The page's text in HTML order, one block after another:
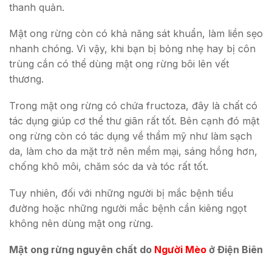
thanh quản.
Mật ong rừng còn có khả năng sát khuẩn, làm liền sẹo
nhanh chóng. Vì vậy, khi bạn bị bỏng nhẹ hay bị côn
trùng cắn có thể dùng mật ong rừng bôi lên vết
thương.
Trong mật ong rừng có chứa fructoza, đây là chất có
tác dụng giúp cơ thể thư giãn rất tốt. Bên cạnh đó mật
ong rừng còn có tác dụng về thẩm mỹ như làm sạch
da, làm cho da mặt trở nên mềm mại, sáng hồng hơn,
chống khô môi, chăm sóc da và tóc rất tốt.
Tuy nhiên, đối với những người bị mắc bệnh tiểu
đường hoặc những người mắc bệnh cần kiêng ngọt
không nên dùng mật ong rừng.
Mật ong rừng nguyên chất do Người Mèo ở Điện Biên